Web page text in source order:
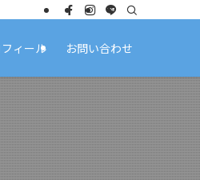
ィール お問い合わせ